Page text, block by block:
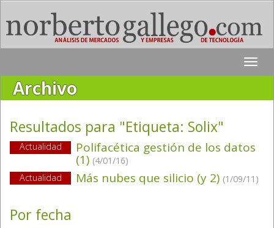
Toggle
Archivo
Resultados para "Etiqueta: Solix"
Actualidad Polifacética gestión de los datos
(1) (4/01/16)
Actualidad
Más nubes que silicio (y 2) (1/09/11)
Por fecha